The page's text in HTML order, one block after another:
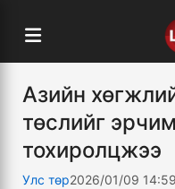
Азийн
төслийг
тохиролцжээ
Улс төр2026/01/09 14:59